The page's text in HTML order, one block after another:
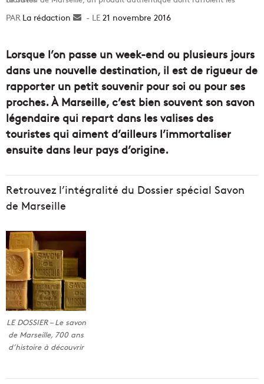
La rédaction
Envoyer21 novembre 2016
Lorsque l’on passe un week-end ou plusieurs jours
dans une nouvelle destination, il est de rigueur de
rapporter un petit souvenir pour soi ou pour ses
proches. À Marseille, c’est bien souvent son savon
légendaire qui repart dans les valises des
touristes qui aiment d’ailleurs l’immortaliser
ensuite dans leur pays d’origine.
Retrouvez l’intégralité du Dossier spécial Savon
de Marseille
LE DOSSIER – Le savon
de Marseille, 700 ans
d’histoire à découvrir